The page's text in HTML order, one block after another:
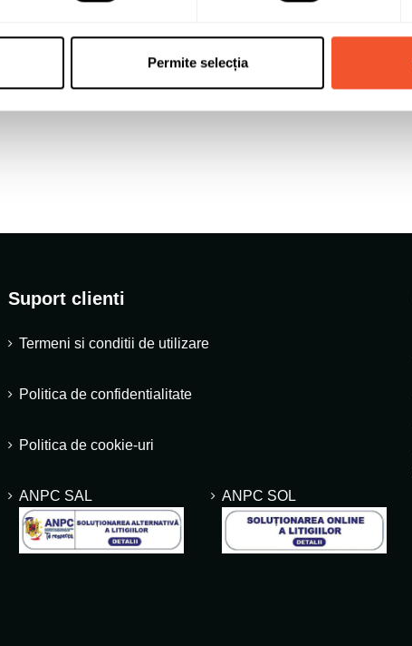
Permite selecția
Jante auto
Suport clienti
Termeni si conditii de utilizare
Politica de confidentialitate
Politica de cookie-uri
ANPC SAL ANPC SOL